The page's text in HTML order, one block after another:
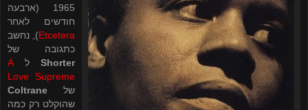
1965 (ארבעה
חודשים לאחר
Etcetera), נחשב
כתגובה של
Shorter ל A
Love Supreme
של Coltrane
שהוקלט רק כמה